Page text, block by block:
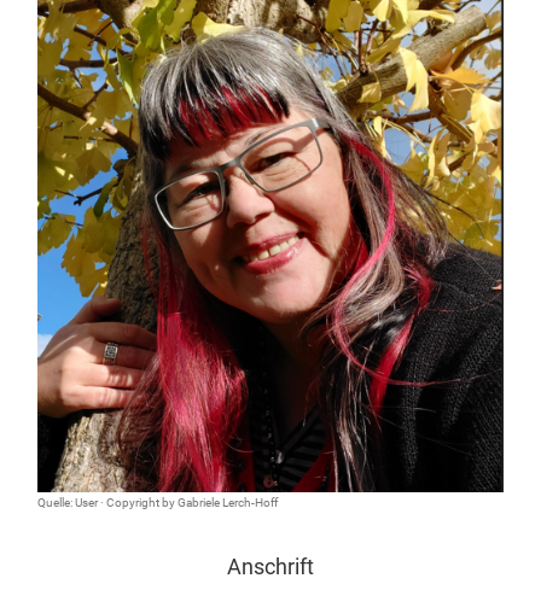
Quelle: User · Copyright by Gabriele Lerch-Hoff
Anschrift